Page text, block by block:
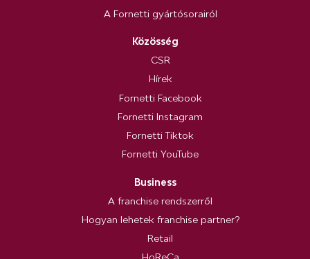
A Fornetti gyártósorairól
Közösség
CSR
Hírek
Fornetti Facebook
Fornetti Instagram
Fornetti Tiktok
Fornetti YouTube
Business
A franchise rendszerről
Hogyan lehetek franchise partner?
Retail